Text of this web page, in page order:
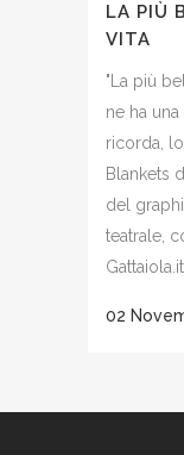
LA PIÙ
VITA
"La più
ne ha
ricorda,
Blankets
del
teatrale,
02